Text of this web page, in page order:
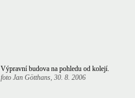
Výpravní budova na pohledu od kolejí.
foto Jan Götthans, 30. 8. 2006